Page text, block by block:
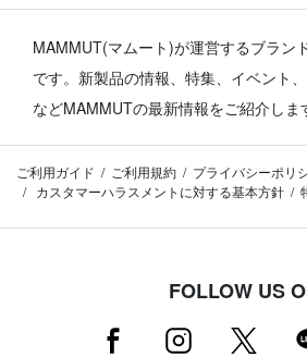
MAMMUT(マムート)が運営するブラン
です。 新製品の情報、特集、イベント
などMAMMUTの最新情報をご紹介しま
ご利用ガイド ご利用規約
プライバシーポリ
カスタマーハラスメントに対する基本方針
FOLLOW US